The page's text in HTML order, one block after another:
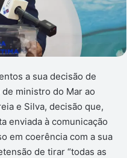
a sua decisão de
ministro do Mar ao
e Silva, decisão que,
enviada à comunicação
em coerência com a sua
de tirar “todas as